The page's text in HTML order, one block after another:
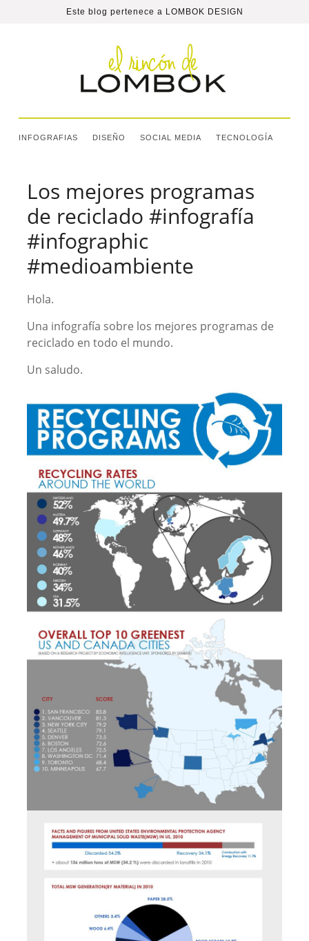
Este blog pertenece a LOMBOK DESIGN
INFOGRAFIAS DISEÑO SOCIAL MEDIA TECNOLOGÍA
Los mejores programas
de reciclado #infografía
#infographic
#medioambiente
Hola.
Una infografía sobre los mejores programas de
reciclado en todo el mundo.
Un saludo.